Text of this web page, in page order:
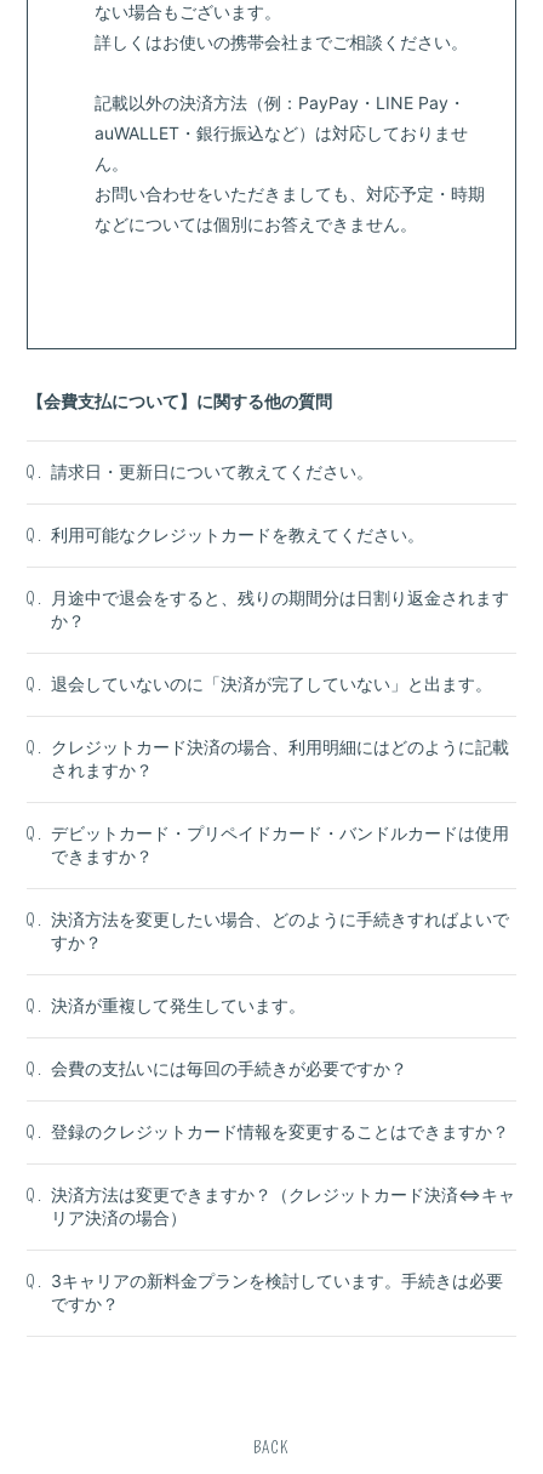
ない場合もございます。
詳しくはお使いの携帯会社までご相談ください。
記載以外の決済方法（例：PayPay・LINE Pay・
auWALLET・銀行振込など）は対応しておりませ
ん。
お問い合わせをいただきましても、対応予定・時期
などについては個別にお答えできません。
【会費支払について】に関する他の質問
Q. 請求日・更新日について教えてください。
Q. 利用可能なクレジットカードを教えてください。
Q.
月途中で退会をすると、残りの期間分は日割り返金されます
か？
Q. 退会していないのに「決済が完了していない」と出ます。
Q. クレジットカード決済の場合、利用明細にはどのように記載
されますか？
Q. デビットカード・プリペイドカード・バンドルカードは使用
できますか？
Q. 決済方法を変更したい場合、どのように手続きすればよいで
すか？
Q. 決済が重複して発生しています。
Q. 会費の支払いには毎回の手続きが必要ですか？
Q. 登録のクレジットカード情報を変更することはできますか？
Q. 決済方法は変更できますか？（クレジットカード決済⇔キャ
リア決済の場合）
Q. 3キャリアの新料金プランを検討しています。手続きは必要
ですか？
BACK